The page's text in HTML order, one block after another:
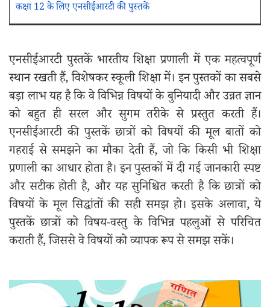
कक्षा 12 के लिए एनसीईआरटी की पुस्तकें
एनसीईआरटी पुस्तकें भारतीय शिक्षा प्रणाली में एक महत्वपूर्ण
स्थान रखती हैं, विशेषकर स्कूली शिक्षा में। इन पुस्तकों का सबसे
बड़ा लाभ यह है कि वे विभिन्न विषयों के बुनियादी और उन्नत ज्ञान
को बहुत ही सरल और सुगम तरीके से प्रस्तुत करती हैं।
एनसीईआरटी की पुस्तकें छात्रों को विषयों की मूल बातों को
गहराई से समझने का मौका देती हैं, जो कि किसी भी शिक्षा
प्रणाली का आधार होता है। इन पुस्तकों में दी गई जानकारी स्पष्ट
और सटीक होती है, और यह सुनिश्चित करती है कि छात्रों को
विषयों के मूल सिद्धांतों की सही समझ हो। इसके अलावा, ये
पुस्तकें छात्रों को विषय-वस्तु के विभिन्न पहलुओं से परिचित
कराती हैं, जिससे वे विषयों को व्यापक रूप से समझ सकें।